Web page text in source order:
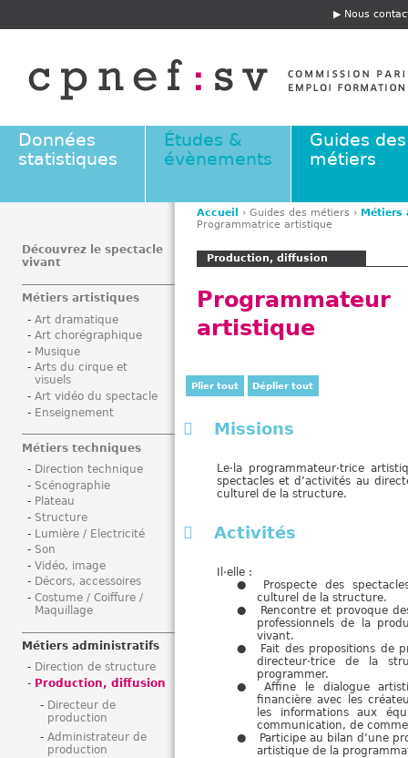
E
t
ê
e
Nous
Données
statistiques
Études &
évènements
Guides des
métiers
V
o
u
s
ê
t
i
Accueil › Guides des métiers ›
Programmatrice artistique
Production, diffusion
artistique
Plier tout Déplier tout
Missions
Le·la programmateur·trice
spectacles et d’activités au
culturel de la structure.
Activités
Il·elle :
Prospecte des
culturel de la structure.
Rencontre et provoque
professionnels de la
vivant.
Fait des propositions de
directeur·trice de la
programmer.
Affine le dialogue
financière avec les
les informations aux
communication, de
Participe au bilan d’une
artistique de la
Découvrez le spectacle
vivant
Métiers artistiques
Art dramatique
Art chorégraphique
Musique
Arts du cirque et
visuels
Art vidéo du spectacle
Enseignement
Métiers techniques
Direction technique
Scénographie
Plateau
Structure
Lumière / Electricité
Son
Vidéo, image
Décors, accessoires
Costume / Coiffure /
Maquillage
Métiers administratifs
Direction de structure
Production, diffusion
Directeur de
production
Administrateur de
production